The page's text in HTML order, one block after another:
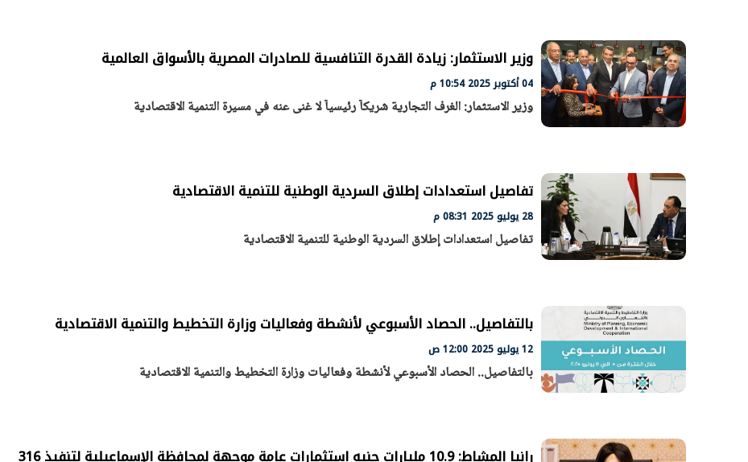
وزير الاستثمار: زيادة القدرة التنافسية للصادرات المصرية بالأسواق العالمية
04 أكتوبر 2025 10:54 م
وزير الاستثمار: الغرف التجارية شريكاً رئيسياً لا غنى عنه في مسيرة التنمية الاقتصادية
تفاصيل استعدادات إطلاق السردية الوطنية للتنمية الاقتصادية
28 يوليو 2025 08:31 م
تفاصيل استعدادات إطلاق السردية الوطنية للتنمية الاقتصادية
بالتفاصيل.. الحصاد الأسبوعي لأنشطة وفعاليات وزارة التخطيط والتنمية الاقتصادية
12 يوليو 2025 12:00 ص
بالتفاصيل.. الحصاد الأسبوعي لأنشطة وفعاليات وزارة التخطيط والتنمية الاقتصادية
رانيا المشاط: 10.9 مليارات جنيه استثمارات عامة موجهة لمحافظة الإسماعيلية لتنفيذ 316
الاقتصاد العالمي وأسعار الوقود حال
استمرار الأزمة في الشرق الأوسط
30 مارس 2026 05:06 م سكنية بالإيجار للمواطنين
30 مارس 2026 04:40 م بوصفها مركزًا إقليميًّا للطاقة